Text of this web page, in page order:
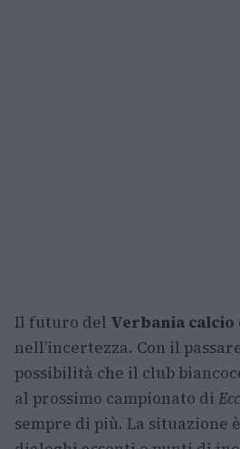
Il futuro del Verbania calcio
nell’incertezza. Con il
possibilità che il club
al prossimo campionato di
sempre di più. La situazione